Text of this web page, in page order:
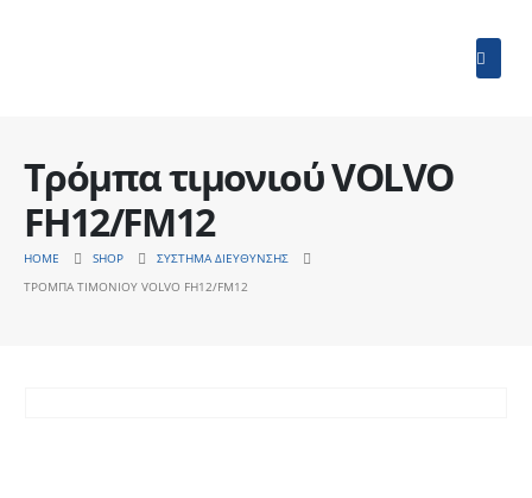
Τρόμπα τιμονιού VOLVO
FH12/FM12
HOME SHOP
ΣΎΣΤΗΜΑ ΔΙΕΎΘΥΝΣΗΣ
ΤΡΌΜΠΑ ΤΙΜΟΝΙΟΎ VOLVO FH12/FM12